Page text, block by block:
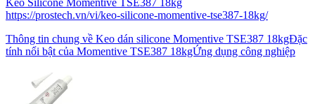
Keo Silicone Momentive TSE387 18kg
https://prostech.vn/vi/keo-silicone-momentive-tse387-18kg/
Thông tin chung về Keo dán silicone Momentive TSE387 18kgĐặc
tính nổi bật của Momentive TSE387 18kgỨng dụng công nghiệp